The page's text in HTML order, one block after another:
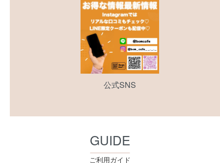
公式SNS
GUIDE
ご利用ガイド